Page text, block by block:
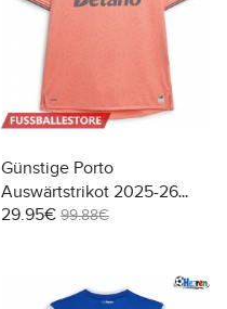
Günstige Porto
Auswärtstrikot 2025-26
Kurzarm
29.95€ 99.88€